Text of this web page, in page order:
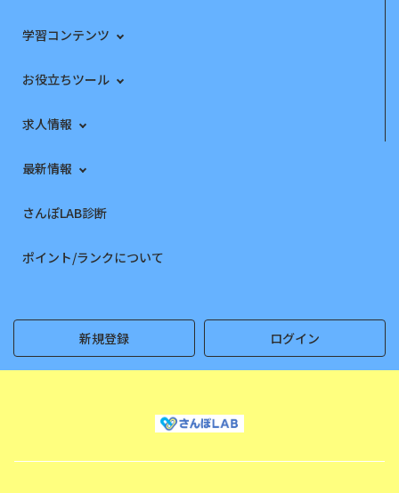
学習コンテンツ
お役立ちツール
求人情報
最新情報
さんぽLAB診断
ポイント/ランクについて
新規登録 ログイン